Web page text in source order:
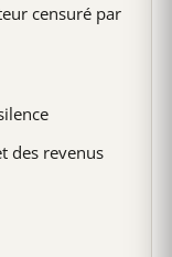
censuré par
des revenus